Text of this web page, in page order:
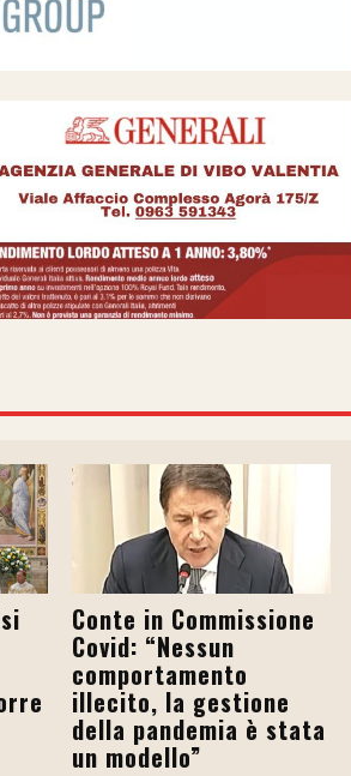
Conte in Commissione
Covid: “Nessun
comportamento
illecito, la gestione
della pandemia è stata
un modello”